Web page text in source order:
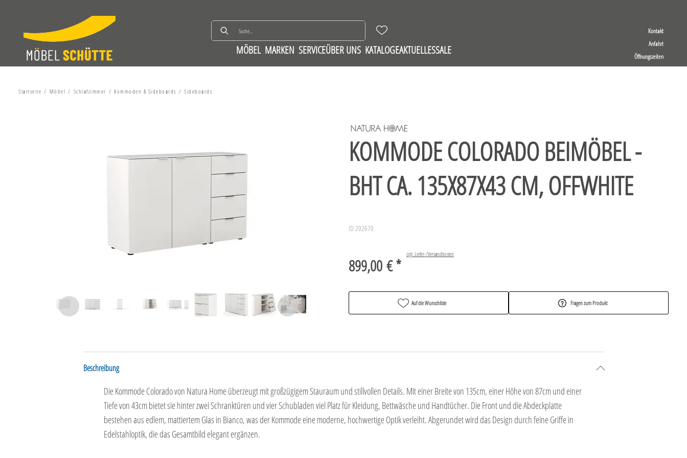
Kontakt
Anfahrt
Öffnungszeiten
MÖBEL MARKEN SERVICEÜBER UNS KATALOGEAKTUELLESSALE
Startseite Möbel Schlafzimmer Kommoden & Sideboards Sideboards
KOMMODE COLORADO BEIMÖBEL -
BHT CA. 135X87X43 CM, OFFWHITE
ID 202670
899,00 € *
zzgl. Liefer-/Versandkosten
Auf die Wunschliste Fragen zum Produkt
Beschreibung
Die Kommode Colorado von Natura Home überzeugt mit großzügigem Stauraum und stillvollen Details. Mit einer Breite von 135cm, einer Höhe von 87cm und einer
Tiefe von 43cm bietet sie hinter zwei Schranktüren und vier Schubladen viel Platz für Kleidung, Bettwäsche und Handtücher. Die Front und die Abdeckplatte
bestehen aus edlem, mattiertem Glas in Bianco, was der Kommode eine moderne, hochwertige Optik verleiht. Abgerundet wird das Design durch feine Griffe in
Edelstahloptik, die das Gesamtbild elegant ergänzen.